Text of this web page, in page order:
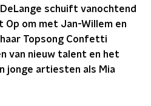
schuift vanochtend
Op om met Jan-Willem en
Topsong Confetti
van nieuw talent en het
jonge artiesten als Mia